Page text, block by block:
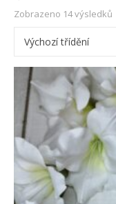
Zobrazeno 14 výsledků